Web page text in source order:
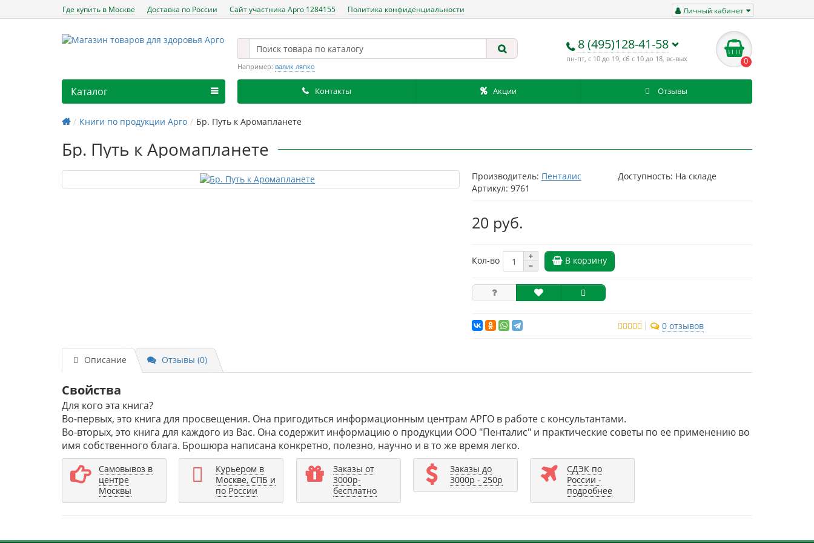
Личный кабинет
Где купить в Москве Доставка по России Сайт участника Арго 1284155 Политика конфиденциальности
8 (495)128-41-58
пн-пт, с 10 до 19, сб с 10 до 18, вс-вых 0
Например: валик ляпко
Контакты Акции Отзывы
Каталог
Книги по продукции Арго Бр. Путь к Аромапланете
Бр. Путь к Аромапланете
Производитель: Пенталис
Доступность: На складе
Артикул: 9761
20 руб.
Кол-во В корзину
0 отзывов
Описание Отзывы (0)
Свойства
Для кого эта книга?
Во-первых, это книга для просвещения. Она пригодиться информационным центрам АРГО в работе с консультантами.
Во-вторых, это книга для каждого из Вас. Она содержит информацию о продукции ООО "Пенталис" и практические советы по ее применению во
имя собственного блага. Брошюра написана конкретно, полезно, научно и в то же время легко.
Самовывоз в
центре
Москвы
Курьером в
Москве, СПБ и
по России
Заказы от
3000р-
бесплатно
Заказы до
3000р - 250р
СДЭК по
России -
подробнее